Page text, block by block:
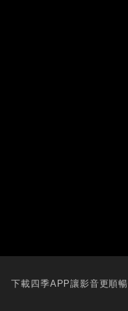
下載四季APP讓影音更順暢